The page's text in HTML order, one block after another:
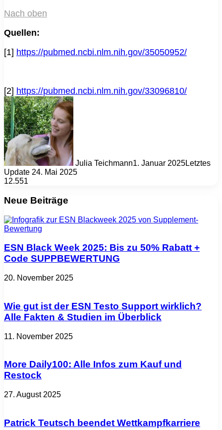
Nach oben
Quellen:
[1] https://pubmed.ncbi.nlm.nih.gov/35050952/
[2] https://pubmed.ncbi.nlm.nih.gov/33096810/
Julia Teichmann1. Januar 2025Letztes
Update 24. Mai 2025
12.551
Neue Beiträge
ESN Black Week 2025: Bis zu 50% Rabatt +
Code SUPPBEWERTUNG
20. November 2025
Wie gut ist der ESN Testo Support wirklich?
Alle Fakten & Studien im Überblick
11. November 2025
More Daily100: Alle Infos zum Kauf und
Restock
27. August 2025
Patrick Teutsch beendet Wettkampfkarriere